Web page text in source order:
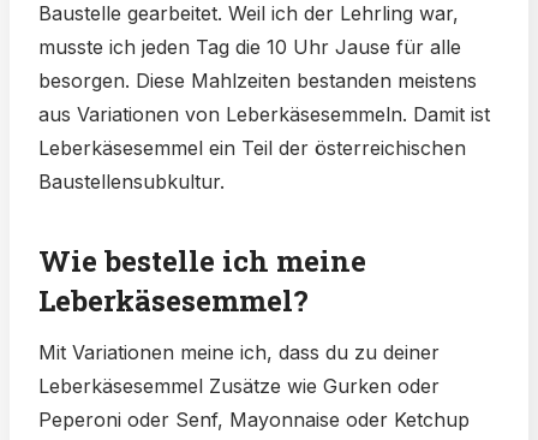
Baustelle gearbeitet. Weil ich der Lehrling war,
musste ich jeden Tag die 10 Uhr Jause für alle
besorgen. Diese Mahlzeiten bestanden meistens
aus Variationen von Leberkäsesemmeln. Damit ist
Leberkäsesemmel ein Teil der österreichischen
Baustellensubkultur.
Wie bestelle ich meine
Leberkäsesemmel?
Mit Variationen meine ich, dass du zu deiner
Leberkäsesemmel Zusätze wie Gurken oder
Peperoni oder Senf, Mayonnaise oder Ketchup